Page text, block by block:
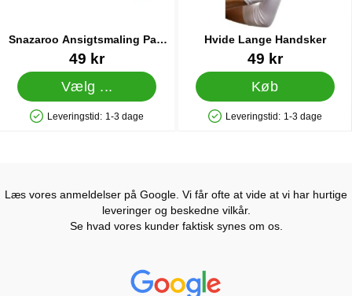
Snazaroo Ansigtsmaling Pale
Blue
Varenr 1364449 kr
Vælg ...
Produkttilgængelighed: På lager
Leveringstid: 1-3 dage
Hvide Lange Handsker
49 kr
Køb
Produkttilgængelighed: På lager
Leveringstid: 1-3 dage
Læs vores anmeldelser på Google. Vi får ofte at vide at vi har hurtige
leveringer og beskedne vilkår.
Se hvad vores kunder faktisk synes om os.
Prisjakt Anmeldelser: 4.7 Stjerne